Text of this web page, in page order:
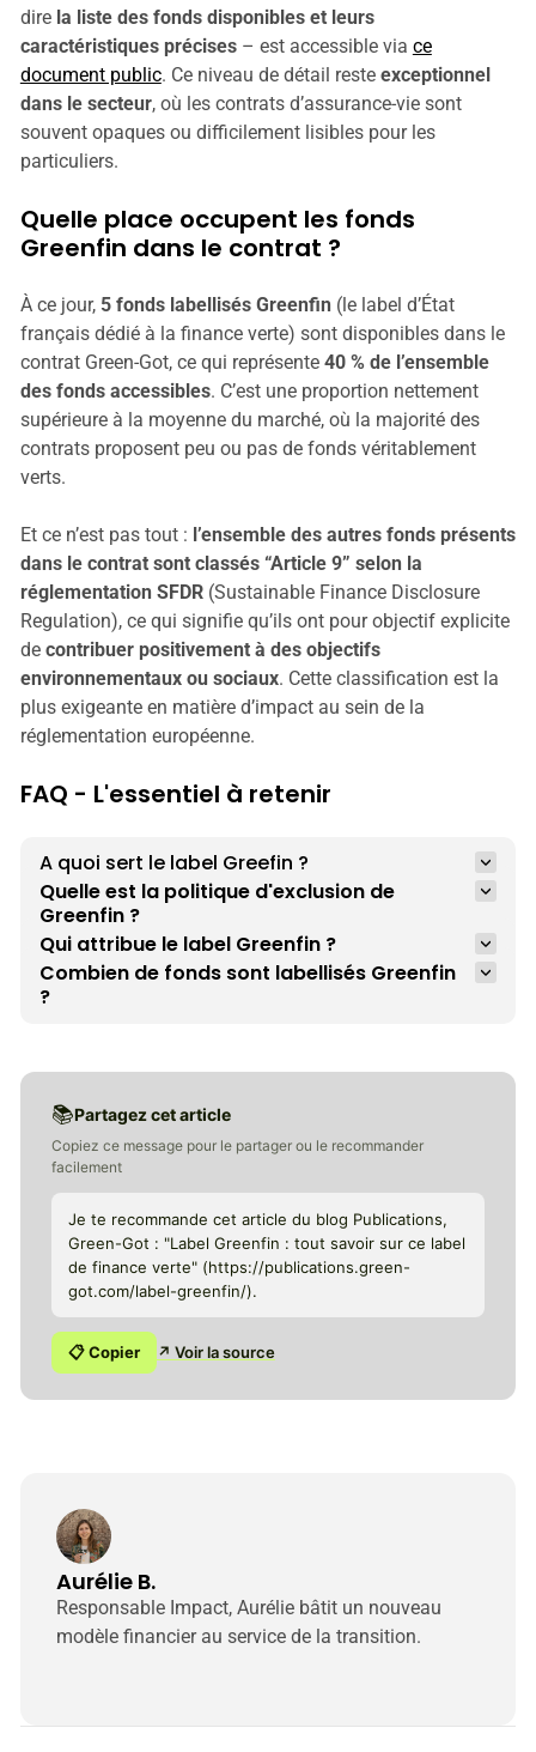
dire la liste des fonds disponibles et leurs
caractéristiques précises– est accessible via ce
document public. Ce niveau de détail reste exceptionnel
dans le secteur, où les contrats d’assurance-vie sont
souvent opaques ou difficilement lisibles pour les
particuliers.
Quelle place occupent les fonds
Greenfin dans le contrat ?
À ce jour, 5 fonds labellisés Greenfin(le label d’État
français dédié à la finance verte) sont disponibles dans le
contrat Green-Got, ce qui représente 40 % de l’ensemble
des fonds accessibles. C’est une proportion nettement
supérieure à la moyenne du marché, où la majorité des
contrats proposent peu ou pas de fonds véritablement
verts.
Et ce n’est pas tout : l’ensemble des autres fonds présents
dans le contrat sont classés “Article 9” selon la
réglementation SFDR(Sustainable Finance Disclosure
Regulation), ce qui signifie qu’ils ont pour objectif explicite
de contribuer positivement à des objectifs
environnementaux ou sociaux. Cette classification est la
plus exigeante en matière d’impact au sein de la
réglementation européenne.
FAQ - L'essentiel à retenir
A quoi sert le label Greefin ?
Quelle est la politique d'exclusion de
Greenfin ?
Qui attribue le label Greenfin ?
Combien de fonds sont labellisés Greenfin
?
📚Partagez cet article
Copiez ce message pour le partager ou le recommander
facilement
Je te recommande cet article du blog Publications,
Green-Got : "Label Greenfin : tout savoir sur ce label
de finance verte" (https://publications.green-
got.com/label-greenfin/).
📋 Copier ↗ Voir la source
Aurélie B.
Responsable Impact, Aurélie bâtit un nouveau
modèle financier au service de la transition.